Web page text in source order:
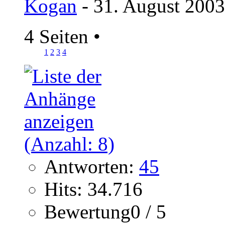
Kogan - 31. August
4 Seiten •
1 2 3 4
Antworten: 45
Hits: 34.716
Bewertung0 / 5